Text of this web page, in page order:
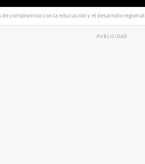
compromiso con la educación y el desarrollo regional
PUBLICIDAD